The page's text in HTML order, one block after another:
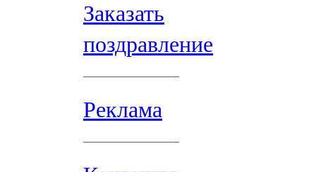
Заказать
поздравление
Реклама